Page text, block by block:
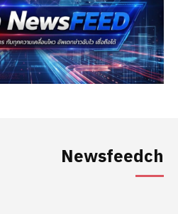
Newsfeedch